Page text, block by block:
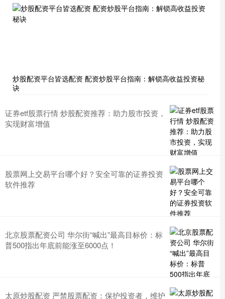
炒股配资平台皆选配资 配资炒股平台指南：解锁高收益投资秘
诀
证券etf股票行情 炒股配资推荐：助力股市投资，
实现财富增值
股票网上交易平台哪个好？安全可靠的证券投资
软件推荐
北京股票配资公司 华尔街“喊出”最高目标价：标
普500指出年底前能涨至6000点！
太原炒股配资 严禁股票配资：保护投资者，维护